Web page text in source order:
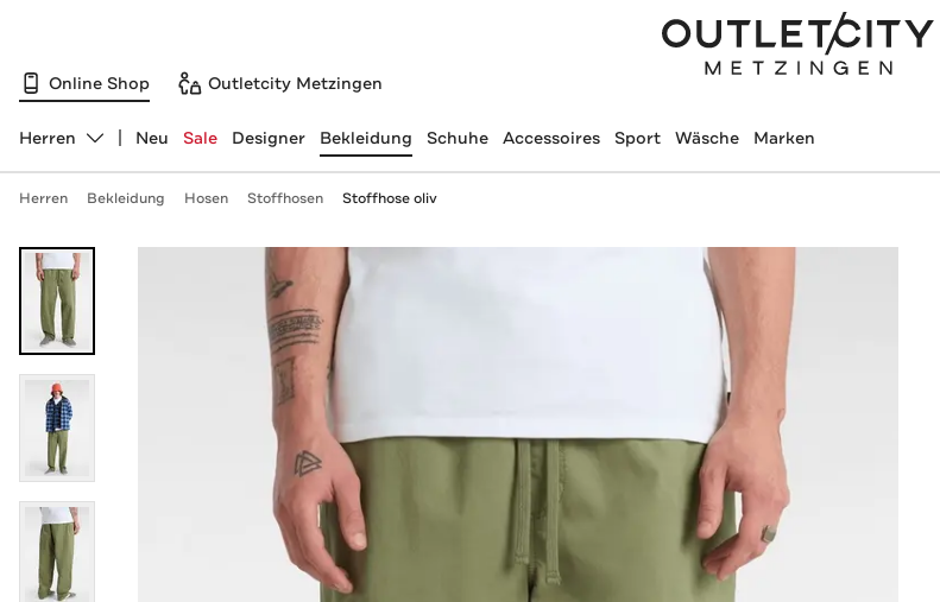
Online Shop Outletcity Metzingen
Abteilung ändern, ausgewählt:
Herren Neu Sale Designer Bekleidung Schuhe Accessoires Sport Wäsche Marken
Herren Bekleidung Hosen Stoffhosen Stoffhose oliv